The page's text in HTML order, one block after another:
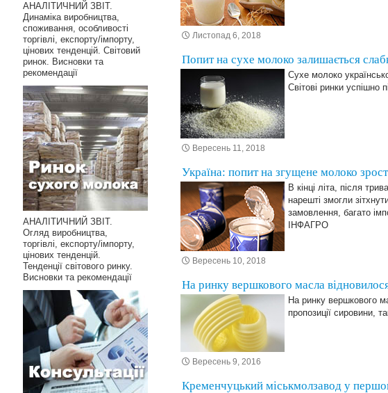
Листопад 6, 2018
Попит на сухе молоко залишається
Сухе молоко
Світові ринки успішно
Вересень 11, 2018
Україна: попит на згущене молоко
В кінці літа, після
нарешті змогли
замовлення, багато
ІНФАГРО
Вересень 10, 2018
На ринку вершкового масла
На ринку вершкового
пропозиції сировини,
Вересень 9, 2016
Кременчуцький міськмолзавод у
АНАЛІТИЧНИЙ ЗВІТ.
Динаміка виробництва,
споживання, особливості
торгівлі, експорту/імпорту,
цінових тенденцій. Світовий
ринок. Висновки та
рекомендації
АНАЛІТИЧНИЙ ЗВІТ.
Огляд виробництва,
торгівлі, експорту/імпорту,
цінових тенденцій.
Тенденції світового ринку.
Висновки та рекомендації